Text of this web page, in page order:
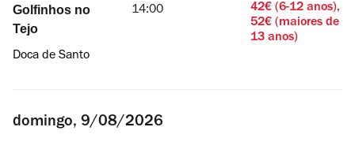
sábado,
8/08/2026
Golfinhos no
Tejo
Doca de Santo
14:00
42€ (6-12 anos),
52€ (maiores de
13 anos)
domingo, 9/08/2026